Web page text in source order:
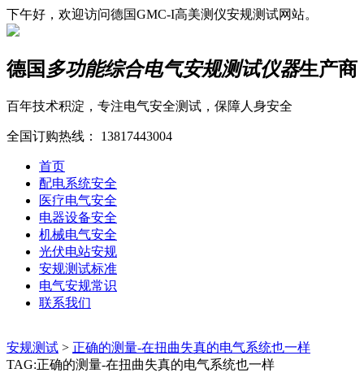
下午好，欢迎访问德国GMC-I高美测仪安规测试网站。
德国 多功能综合电气安规测试仪器生产商
百年技术积淀，专注电气安全测试，保障人身安全
全国订购热线： 13817443004
首页
配电系统安全
医疗电气安全
电器设备安全
机械电气安全
光伏电站安规
安规测试标准
电气安规常识
联系我们
安规测试 > 正确的测量-在扭曲失真的电气系统也一样
TAG:正确的测量-在扭曲失真的电气系统也一样